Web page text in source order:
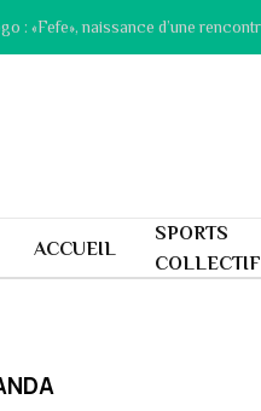
: «Fefe», naissance d’une
ACCUEIL
SPORTS